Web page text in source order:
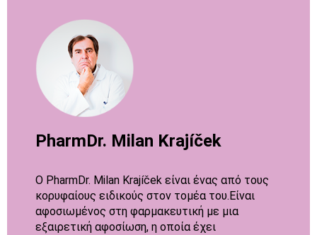
PharmDr. Milan Krajíček
Ο PharmDr. Milan Krajíček είναι ένας από τους
κορυφαίους ειδικούς στον τομέα του.Είναι
αφοσιωμένος στη φαρμακευτική με μια
εξαιρετική αφοσίωση, η οποία έχει